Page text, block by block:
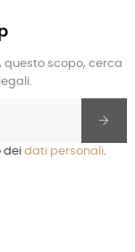
questo scopo, cerca
dei dati personali.